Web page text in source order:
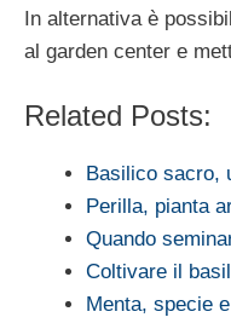
In alternativa è
al garden center e
Related Posts:
Basilico sacro,
Perilla, pianta
Quando
Coltivare il
Menta, specie